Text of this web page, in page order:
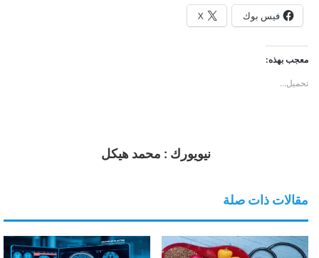
فيس بوك X
معجب بهذه:
تحميل...
نيويورك : محمد هيكل
مقالات ذات صلة